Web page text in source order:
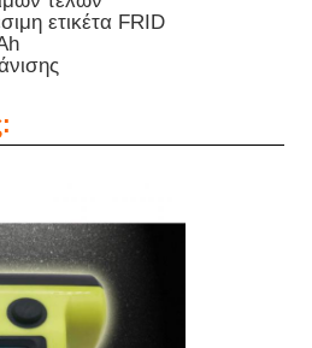
καπάκις εξορυκτικών
χωρίς καπάκι
ετικέτα FRID